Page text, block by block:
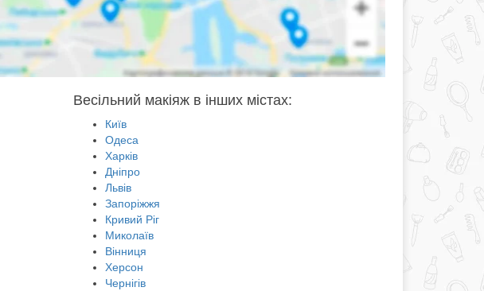
Весільний макіяж в інших містах:
Київ
Одеса
Харків
Дніпро
Львів
Запоріжжя
Кривий Ріг
Миколаїв
Вінниця
Херсон
Чернігів